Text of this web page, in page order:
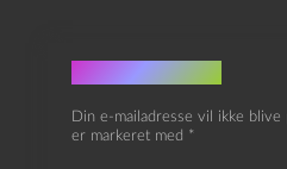
Skriv et svar
Din e-mailadresse vil ikke blive
er markeret med *